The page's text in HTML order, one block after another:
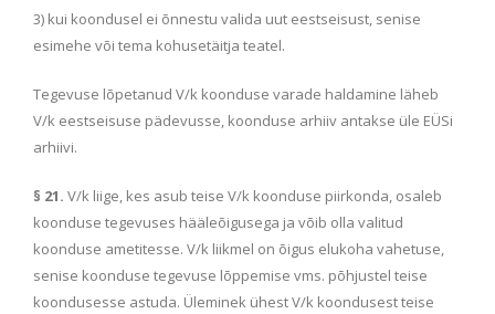
3) kui koondusel ei õnnestu valida uut eestseisust, senise
esimehe või tema kohusetäitja teatel.
Tegevuse lõpetanud V/k koonduse varade haldamine läheb
V/k eestseisuse pädevusse, koonduse arhiiv antakse üle EÜSi
arhiivi.
§ 21. V/k liige, kes asub teise V/k koonduse piirkonda, osaleb
koonduse tegevuses hääleõigusega ja võib olla valitud
koonduse ametitesse. V/k liikmel on õigus elukoha vahetuse,
senise koonduse tegevuse lõppemise vms. põhjustel teise
koondusesse astuda. Üleminek ühest V/k koondusest teise